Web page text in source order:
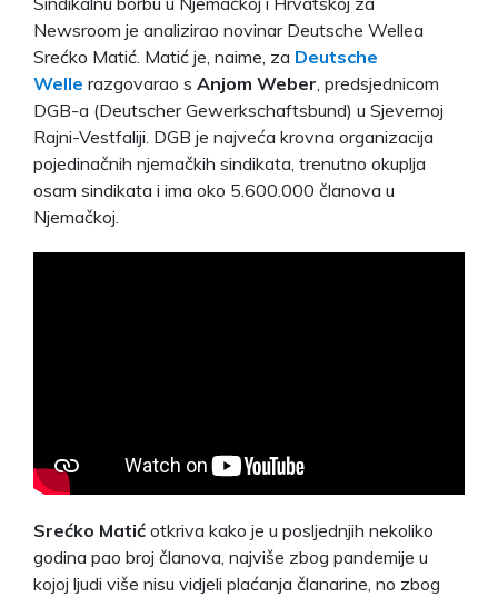
Newsroom je analizirao novinar Deutsche Wellea
Srećko Matić. Matić je, naime, za Deutsche
Welle razgovarao s Anjom Weber , predsjednicom
DGB-a (Deutscher Gewerkschaftsbund) u Sjevernoj
Rajni-Vestfaliji. DGB je najveća krovna organizacija
pojedinačnih njemačkih sindikata, trenutno okuplja
osam sindikata i ima oko 5.600.000 članova u
Njemačkoj.
Srećko Matić otkriva kako je u posljednjih nekoliko
godina pao broj članova, najviše zbog pandemije u
kojoj ljudi više nisu vidjeli plaćanja članarine, no zbog